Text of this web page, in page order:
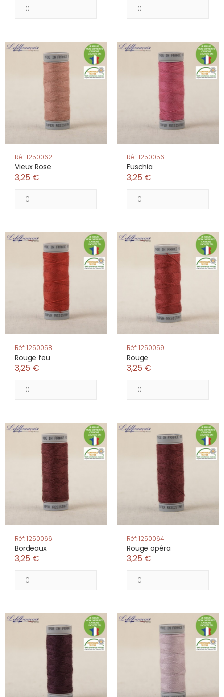
Réf: 1250062
Vieux Rose
3,25 €
Réf: 1250056
Fuschia
3,25 €
Réf: 1250058
Rouge feu
3,25 €
Réf: 1250059
Rouge
3,25 €
Réf: 1250066
Bordeaux
3,25 €
Réf: 1250064
Rouge opéra
3,25 €